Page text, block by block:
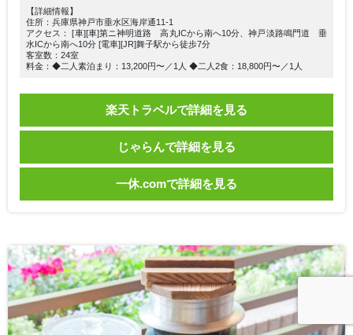
【詳細情報】
住所：兵庫県神戸市垂水区海岸通11-1
アクセス： [車][車]第ニ神明道路 高丸ICから南へ10分、神戸淡路鳴門道 垂
水ICから南へ10分 [電車][JR]舞子駅から徒歩7分
客室数：24室
料金：◆二人素泊まり：13,200円〜／1人 ◆二人2食：18,800円〜／1人
楽天トラベルで詳細を見る
じゃらんで詳細を見る
一休.comで詳細を見る